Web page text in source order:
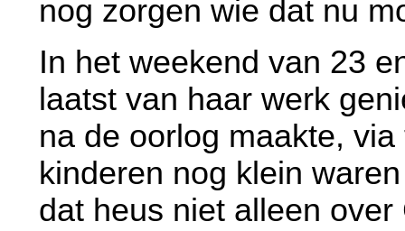
nog zorgen wie dat nu
In het weekend van 23
laatst van haar werk
na de oorlog maakte,
kinderen nog klein
dat heus niet alleen